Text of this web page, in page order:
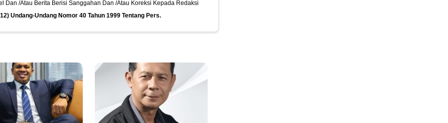
Dan /Atau Berita Berisi Sanggahan Dan /Atau Koreksi Kepada Redaksi
Undang-Undang Nomor 40 Tahun 1999 Tentang Pers.